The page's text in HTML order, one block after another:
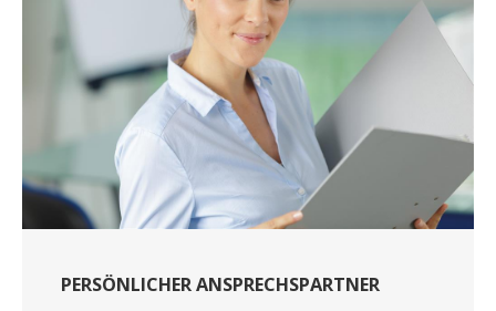
PERSÖNLICHER ANSPRECHSPARTNER